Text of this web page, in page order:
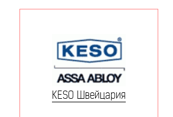
KESO Швейцария